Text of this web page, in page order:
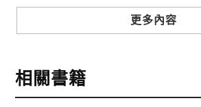
2.銀行轉帳:選擇銀行轉帳時，請填
五碼，並於三日內完成匯款，以利
更多內容
相關書籍